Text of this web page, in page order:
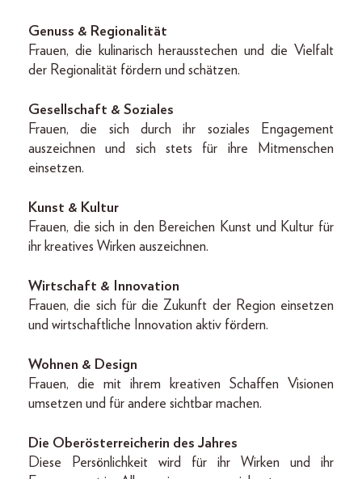
Genuss & Regionalität
Frauen, die kulinarisch herausstechen und die Vielfalt
der Regionalität fördern und schätzen.
Gesellschaft & Soziales
Frauen, die sich durch ihr soziales Engagement
auszeichnen und sich stets für ihre Mitmenschen
einsetzen.
Kunst & Kultur
Frauen, die sich in den Bereichen Kunst und Kultur für
ihr kreatives Wirken auszeichnen.
Wirtschaft & Innovation
Frauen, die sich für die Zukunft der Region einsetzen
und wirtschaftliche Innovation aktiv fördern.
Wohnen & Design
Frauen, die mit ihrem kreativen Schaffen Visionen
umsetzen und für andere sichtbar machen.
Die Oberösterreicherin des Jahres
Diese Persönlichkeit wird für ihr Wirken und ihr